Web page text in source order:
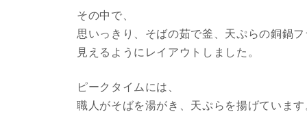
その中で、
思いっきり、そばの茹で釜、天ぷらの銅鍋
見えるようにレイアウトしました。
ピークタイムには、
職人がそばを湯がき、天ぷらを揚げています